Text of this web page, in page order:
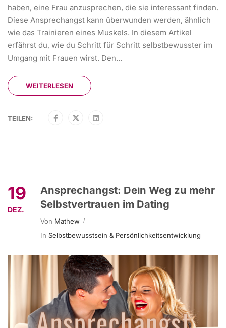
haben, eine Frau anzusprechen, die sie interessant finden.
Diese Ansprechangst kann überwunden werden, ähnlich
wie das Trainieren eines Muskels. In diesem Artikel
erfährst du, wie du Schritt für Schritt selbstbewusster im
Umgang mit Frauen wirst. Den...
WEITERLESEN
TEILEN:
19
DEZ.
Ansprechangst: Dein Weg zu mehr
Selbstvertrauen im Dating
Von Mathew
In Selbstbewusstsein & Persönlichkeitsentwicklung